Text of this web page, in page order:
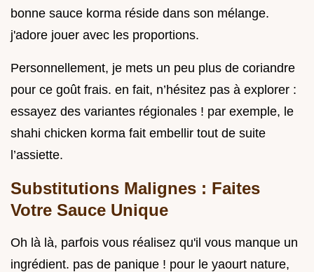
bonne sauce korma réside dans son mélange.
j'adore jouer avec les proportions.
Personnellement, je mets un peu plus de coriandre
pour ce goût frais. en fait, n’hésitez pas à explorer :
essayez des variantes régionales ! par exemple, le
shahi chicken korma fait embellir tout de suite
l’assiette.
Substitutions Malignes : Faites
Votre Sauce Unique
Oh là là, parfois vous réalisez qu'il vous manque un
ingrédient. pas de panique ! pour le yaourt nature,